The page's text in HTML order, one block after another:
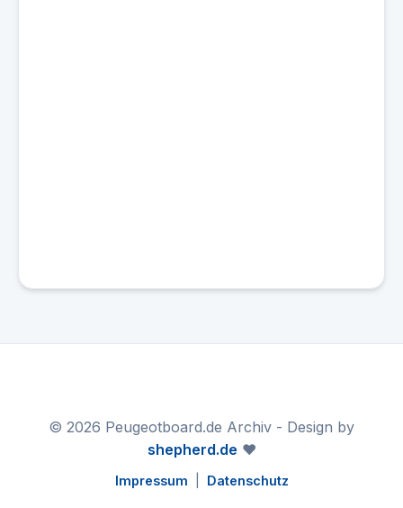
© 2026 Peugeotboard.de Archiv - Design by
shepherd.de ❤️
Impressum Datenschutz